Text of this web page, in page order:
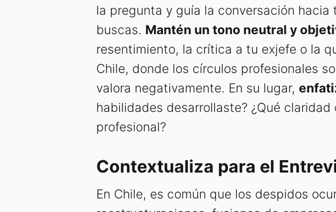
la pregunta y guía la conversación hacia
buscas. Mantén un tono neutral y
resentimiento, la crítica a tu exjefe o la
Chile, donde los círculos profesionales
valora negativamente. En su lugar,
habilidades desarrollaste? ¿Qué
profesional?
Contextualiza para el
En Chile, es común que los despidos